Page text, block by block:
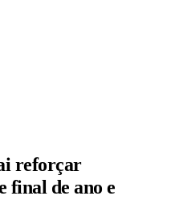
reforçar
final de ano e